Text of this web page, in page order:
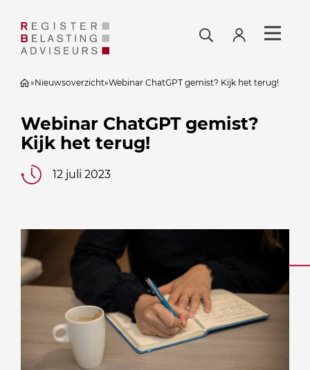
»Nieuwsoverzicht»Webinar ChatGPT gemist? Kijk het terug!
Webinar ChatGPT gemist?
Kijk het terug!
12 juli 2023